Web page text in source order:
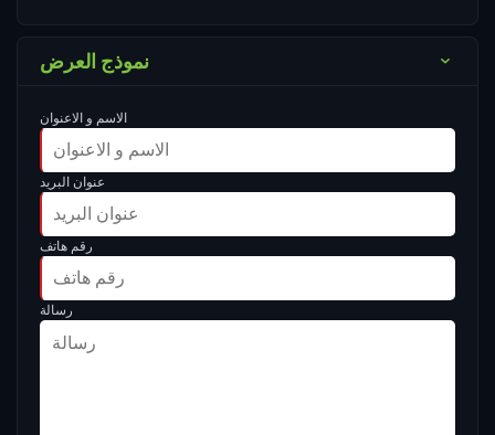
نموذج العرض
الاسم و الاعنوان
عنوان البريد
رقم هاتف
رسالة